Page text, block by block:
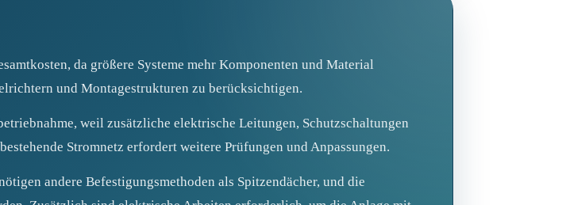
da größere Systeme mehr Komponenten und Material
und Montagestrukturen zu berücksichtigen.
weil zusätzliche elektrische Leitungen, Schutzschaltungen
Stromnetz erfordert weitere Prüfungen und Anpassungen.
andere Befestigungsmethoden als Spitzendächer, und die